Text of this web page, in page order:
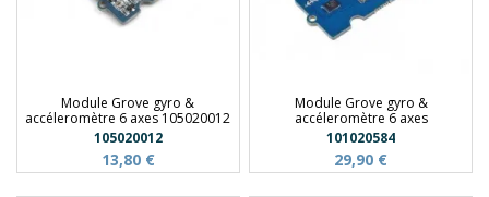
Module Grove gyro &
accéleromètre 6 axes 105020012
105020012
13,80 €
Module Grove gyro &
accéleromètre 6 axes
101020584
29,90 €